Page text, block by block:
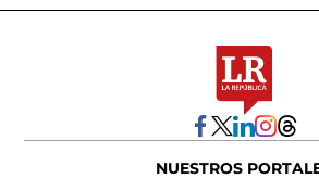
NUESTROS